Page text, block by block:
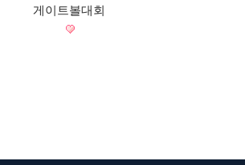
게이트볼대회